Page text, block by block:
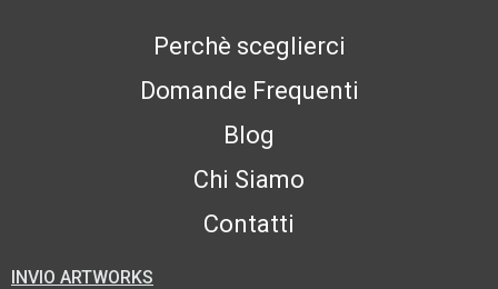
Perchè sceglierci
Domande Frequenti
Blog
Chi Siamo
Contatti
INVIO ARTWORKS